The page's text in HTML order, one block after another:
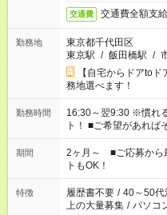
交通費 交通費全額支給
勤務地
東京都千代田区
東京駅 / 飯田橋駅 /
【自宅からドアto
務地選べます！
勤務時間
16:30～翌9:30 ※慣れ
ト！ ■ご希望があればその他シフトもOK！ [早番]7:00～16:00
[日勤]9:00～18:00 [遅番]10:00～
へ 今ご覧のお仕事で
務時間。 合計で週40
期間
2ヶ月～ ■ご応募から
トもOK！
特徴 履歴書不要 / 40～50代
上の大量募集 / パソコ